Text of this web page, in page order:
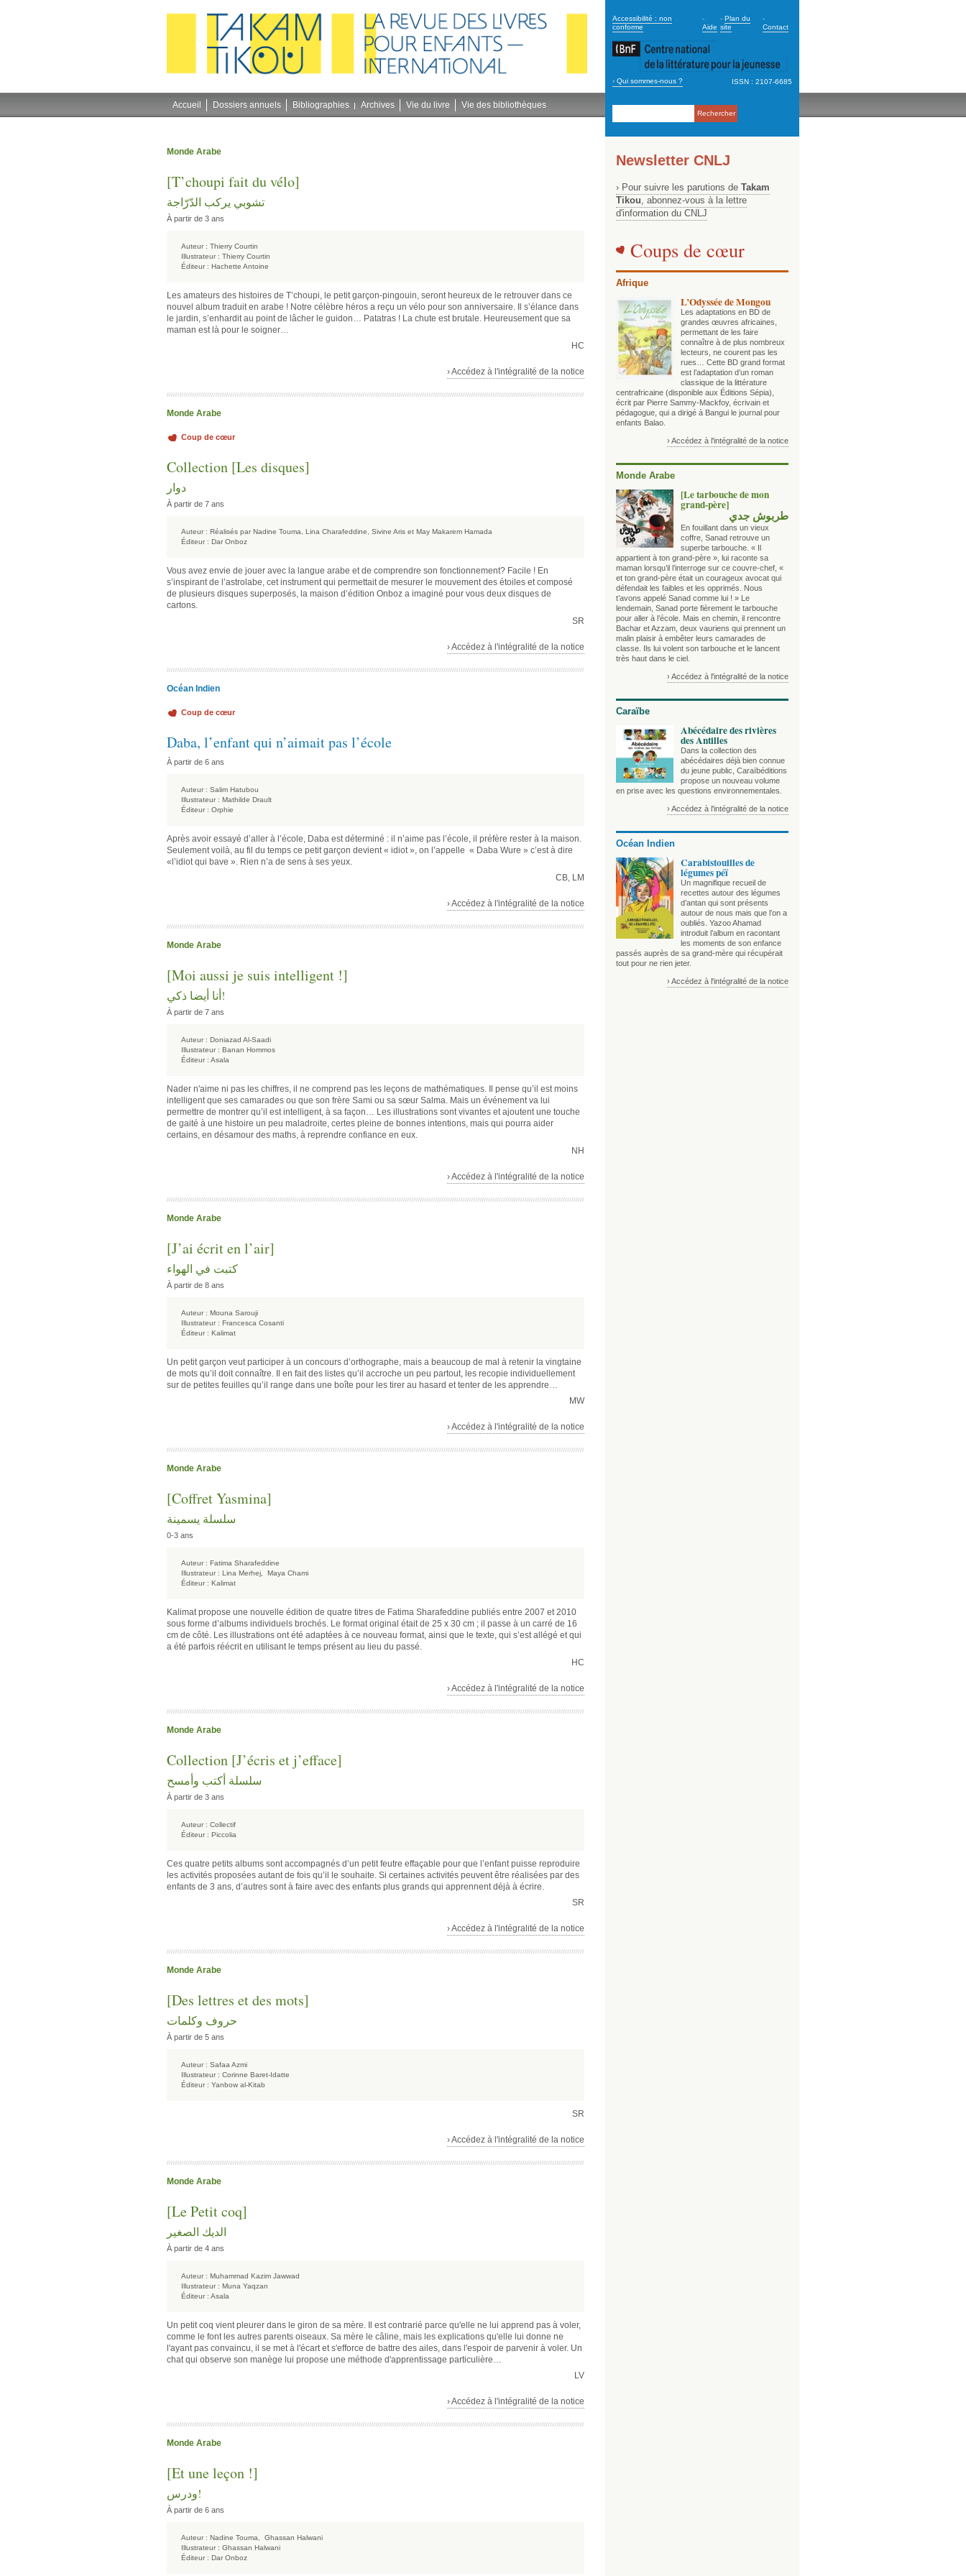
secondary_2
Accessibilité : non
conforme
-
Aide
-Plan du
site
-
Contact
Navigation
› Qui sommes-nous ? ISSN : 2107-6685
Accueil Dossiers annuels Bibliographies Archives Vie du livre Vie des bibliothèques
Monde Arabe
[T’choupi fait du vélo]
تشوبي يركب الدّرّاجة
À partir de 3 ans
Auteur : Thierry Courtin
Illustrateur : Thierry Courtin
Éditeur : Hachette Antoine
Les amateurs des histoires de T’choupi, le petit garçon-pingouin, seront heureux de le retrouver dans ce
nouvel album traduit en arabe ! Notre célèbre héros a reçu un vélo pour son anniversaire. Il s’élance dans
le jardin, s’enhardit au point de lâcher le guidon… Patatras ! La chute est brutale. Heureusement que sa
maman est là pour le soigner…
HC
› Accédez à l'intégralité de la notice
Monde Arabe
Coup de cœur
Collection [Les disques]
دوار
À partir de 7 ans
Auteur : Réalisés par Nadine Touma, Lina Charafeddine, Sivine Aris et May Makarem Hamada
Éditeur : Dar Onboz
Vous avez envie de jouer avec la langue arabe et de comprendre son fonctionnement? Facile ! En
s’inspirant de l’astrolabe, cet instrument qui permettait de mesurer le mouvement des étoiles et composé
de plusieurs disques superposés, la maison d’édition Onboz a imaginé pour vous deux disques de
cartons.
SR
› Accédez à l'intégralité de la notice
Océan Indien
Coup de cœur
Daba, l’enfant qui n’aimait pas l’école
À partir de 6 ans
Auteur : Salim Hatubou
Illustrateur : Mathilde Drault
Éditeur : Orphie
Après avoir essayé d’aller à l’école, Daba est déterminé : il n’aime pas l’école, il préfère rester à la maison.
Seulement voilà, au fil du temps ce petit garçon devient « idiot », on l’appelle « Daba Wure » c’est à dire
«l’idiot qui bave ». Rien n’a de sens à ses yeux.
CB, LM
› Accédez à l'intégralité de la notice
Monde Arabe
[Moi aussi je suis intelligent !]‬
!‫أنا أيضا ذكي
À partir de 7 ans
Auteur : Doniazad Al-Saadi
Illustrateur : Banan Hommos
Éditeur : Asala
Nader n'aime ni pas les chiffres, il ne comprend pas les leçons de mathématiques. Il pense qu’il est moins
intelligent que ses camarades ou que son frère Sami ou sa sœur Salma. Mais un événement va lui
permettre de montrer qu’il est intelligent, à sa façon… Les illustrations sont vivantes et ajoutent une touche
de gaité à une histoire un peu maladroite, certes pleine de bonnes intentions, mais qui pourra aider
certains, en désamour des maths, à reprendre confiance en eux.
NH
› Accédez à l'intégralité de la notice
Monde Arabe
[J’ai écrit en l’air]
كتبت في الهواء
À partir de 8 ans
Auteur : Mouna Sarouji
Illustrateur : Francesca Cosanti
Éditeur : Kalimat
Un petit garçon veut participer à un concours d’orthographe, mais a beaucoup de mal à retenir la vingtaine
de mots qu’il doit connaître. Il en fait des listes qu’il accroche un peu partout, les recopie individuellement
sur de petites feuilles qu’il range dans une boîte pour les tirer au hasard et tenter de les apprendre…
MW
› Accédez à l'intégralité de la notice
Monde Arabe
[Coffret Yasmina]
سلسلة يسمينة
0-3 ans
Auteur : Fatima Sharafeddine
Illustrateur : Lina Merhej,
Maya Chami
Éditeur : Kalimat
Kalimat propose une nouvelle édition de quatre titres de Fatima Sharafeddine publiés entre 2007 et 2010
sous forme d’albums individuels brochés. Le format original était de 25 x 30 cm ; il passe à un carré de 16
cm de côté. Les illustrations ont été adaptées à ce nouveau format, ainsi que le texte, qui s’est allégé et qui
a été parfois réécrit en utilisant le temps présent au lieu du passé.
HC
› Accédez à l'intégralité de la notice
Monde Arabe
Collection [J’écris et j’efface]
سلسلة أكتب وأمسح
À partir de 3 ans
Auteur : Collectif
Éditeur : Piccolia
Ces quatre petits albums sont accompagnés d’un petit feutre effaçable pour que l’enfant puisse reproduire
les activités proposées autant de fois qu’il le souhaite. Si certaines activités peuvent être réalisées par des
enfants de 3 ans, d’autres sont à faire avec des enfants plus grands qui apprennent déjà à écrire.
SR
› Accédez à l'intégralité de la notice
Monde Arabe
[Des lettres et des mots]
حروف وكلمات
À partir de 5 ans
Auteur : Safaa Azmi
Illustrateur : Corinne Baret-Idatte
Éditeur : Yanbow al-Kitab
SR
› Accédez à l'intégralité de la notice
Monde Arabe
[Le Petit coq]
الديك الصغير
À partir de 4 ans
Auteur : Muhammad Kazim Jawwad
Illustrateur : Muna Yaqzan
Éditeur : Asala
Un petit coq vient pleurer dans le giron de sa mère. Il est contrarié parce qu'elle ne lui apprend pas à voler,
comme le font les autres parents oiseaux. Sa mère le câline, mais les explications qu'elle lui donne ne
l'ayant pas convaincu, il se met à l'écart et s'efforce de battre des ailes, dans l'espoir de parvenir à voler. Un
chat qui observe son manège lui propose une méthode d'apprentissage particulière…
LV
› Accédez à l'intégralité de la notice
Monde Arabe
[Et une leçon !]
!ودرس
À partir de 6 ans
Auteur : Nadine Touma,
Ghassan Halwani
Illustrateur : Ghassan Halwani
Éditeur : Dar Onboz
Newsletter CNLJ
› Pour suivre les parutions de Takam
Tikou, abonnez-vous à la lettre
d'information du CNLJ
Coups de cœur
Afrique
L’Odyssée de Mongou
Les adaptations en BD de
grandes œuvres africaines,
permettant de les faire
connaître à de plus nombreux
lecteurs, ne courent pas les
rues… Cette BD grand format
est l’adaptation d’un roman
classique de la littérature
centrafricaine (disponible aux Éditions Sépia),
écrit par Pierre Sammy-Mackfoy, écrivain et
pédagogue, qui a dirigé à Bangui le journal pour
enfants Balao.
› Accédez à l'intégralité de la notice
Monde Arabe
[Le tarbouche de mon
grand-père]
طربوش جدي
En fouillant dans un vieux
coffre, Sanad retrouve un
superbe tarbouche. « Il
appartient à ton grand-père », lui raconte sa
maman lorsqu’il l’interroge sur ce couvre-chef, «
et ton grand-père était un courageux avocat qui
défendait les faibles et les opprimés. Nous
t’avons appelé Sanad comme lui ! » Le
lendemain, Sanad porte fièrement le tarbouche
pour aller à l’école. Mais en chemin, il rencontre
Bachar et Azzam, deux vauriens qui prennent un
malin plaisir à embêter leurs camarades de
classe. Ils lui volent son tarbouche et le lancent
très haut dans le ciel.
› Accédez à l'intégralité de la notice
Caraïbe
Abécédaire des rivières
des Antilles
Dans la collection des
abécédaires déjà bien connue
du jeune public, Caraïbéditions
propose un nouveau volume
en prise avec les questions environnementales.
› Accédez à l'intégralité de la notice
Océan Indien
Carabistouilles de
légumes péï
Un magnifique recueil de
recettes autour des légumes
d’antan qui sont présents
autour de nous mais que l’on a
oubliés. Yazoo Ahamad
introduit l’album en racontant
les moments de son enfance
passés auprès de sa grand-mère qui récupérait
tout pour ne rien jeter.
› Accédez à l'intégralité de la notice